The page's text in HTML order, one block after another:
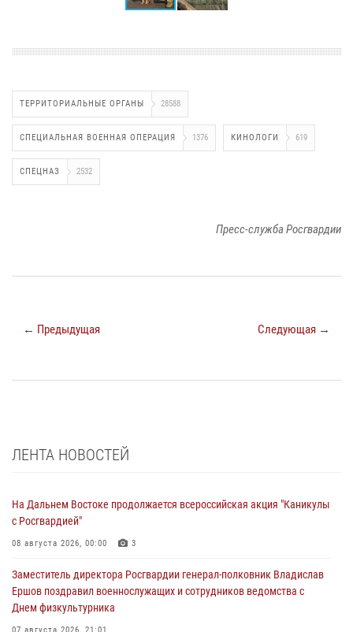
ТЕРРИТОРИАЛЬНЫЕ ОРГАНЫ 28588
СПЕЦИАЛЬНАЯ ВОЕННАЯ ОПЕРАЦИЯ 1376 КИНОЛОГИ 619
СПЕЦНАЗ 2532
Пресс-служба Росгвардии
← Предыдущая Следующая →
ЛЕНТА НОВОСТЕЙ
На Дальнем Востоке продолжается всероссийская акция "Каникулы
с Росгвардией"
08 августа 2026, 00:00 3
Заместитель директора Росгвардии генерал-полковник Владислав
Ершов поздравил военнослужащих и сотрудников ведомства с
Днем физкультурника